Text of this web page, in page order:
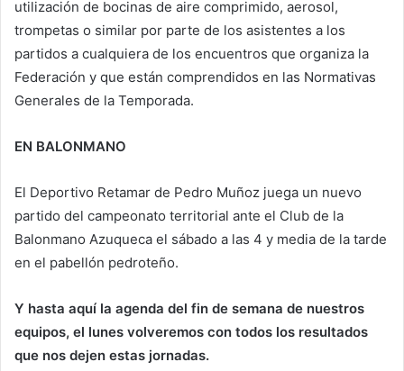
utilización de bocinas de aire comprimido, aerosol,
trompetas o similar por parte de los asistentes a los
partidos a cualquiera de los encuentros que organiza la
Federación y que están comprendidos en las Normativas
Generales de la Temporada.
EN BALONMANO
El Deportivo Retamar de Pedro Muñoz juega un nuevo
partido del campeonato territorial ante el Club de la
Balonmano Azuqueca el sábado a las 4 y media de la tarde
en el pabellón pedroteño.
Y hasta aquí la agenda del fin de semana de nuestros
equipos, el lunes volveremos con todos los resultados
que nos dejen estas jornadas.